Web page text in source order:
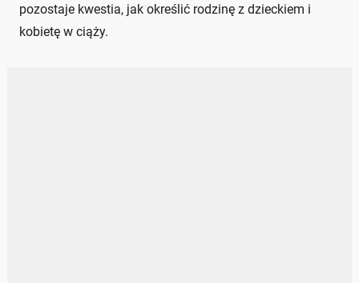
pozostaje kwestia, jak określić rodzinę z dzieckiem i
kobietę w ciąży.